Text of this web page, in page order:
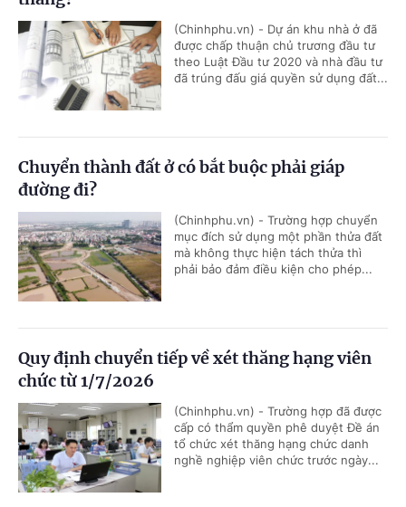
(Chinhphu.vn) - Dự án khu nhà ở đã
được chấp thuận chủ trương đầu tư
theo Luật Đầu tư 2020 và nhà đầu tư
đã trúng đấu giá quyền sử dụng đất...
Chuyển thành đất ở có bắt buộc phải giáp
đường đi?
(Chinhphu.vn) - Trường hợp chuyển
mục đích sử dụng một phần thửa đất
mà không thực hiện tách thửa thì
phải bảo đảm điều kiện cho phép...
Quy định chuyển tiếp về xét thăng hạng viên
chức từ 1/7/2026
(Chinhphu.vn) - Trường hợp đã được
cấp có thẩm quyền phê duyệt Đề án
tổ chức xét thăng hạng chức danh
nghề nghiệp viên chức trước ngày...